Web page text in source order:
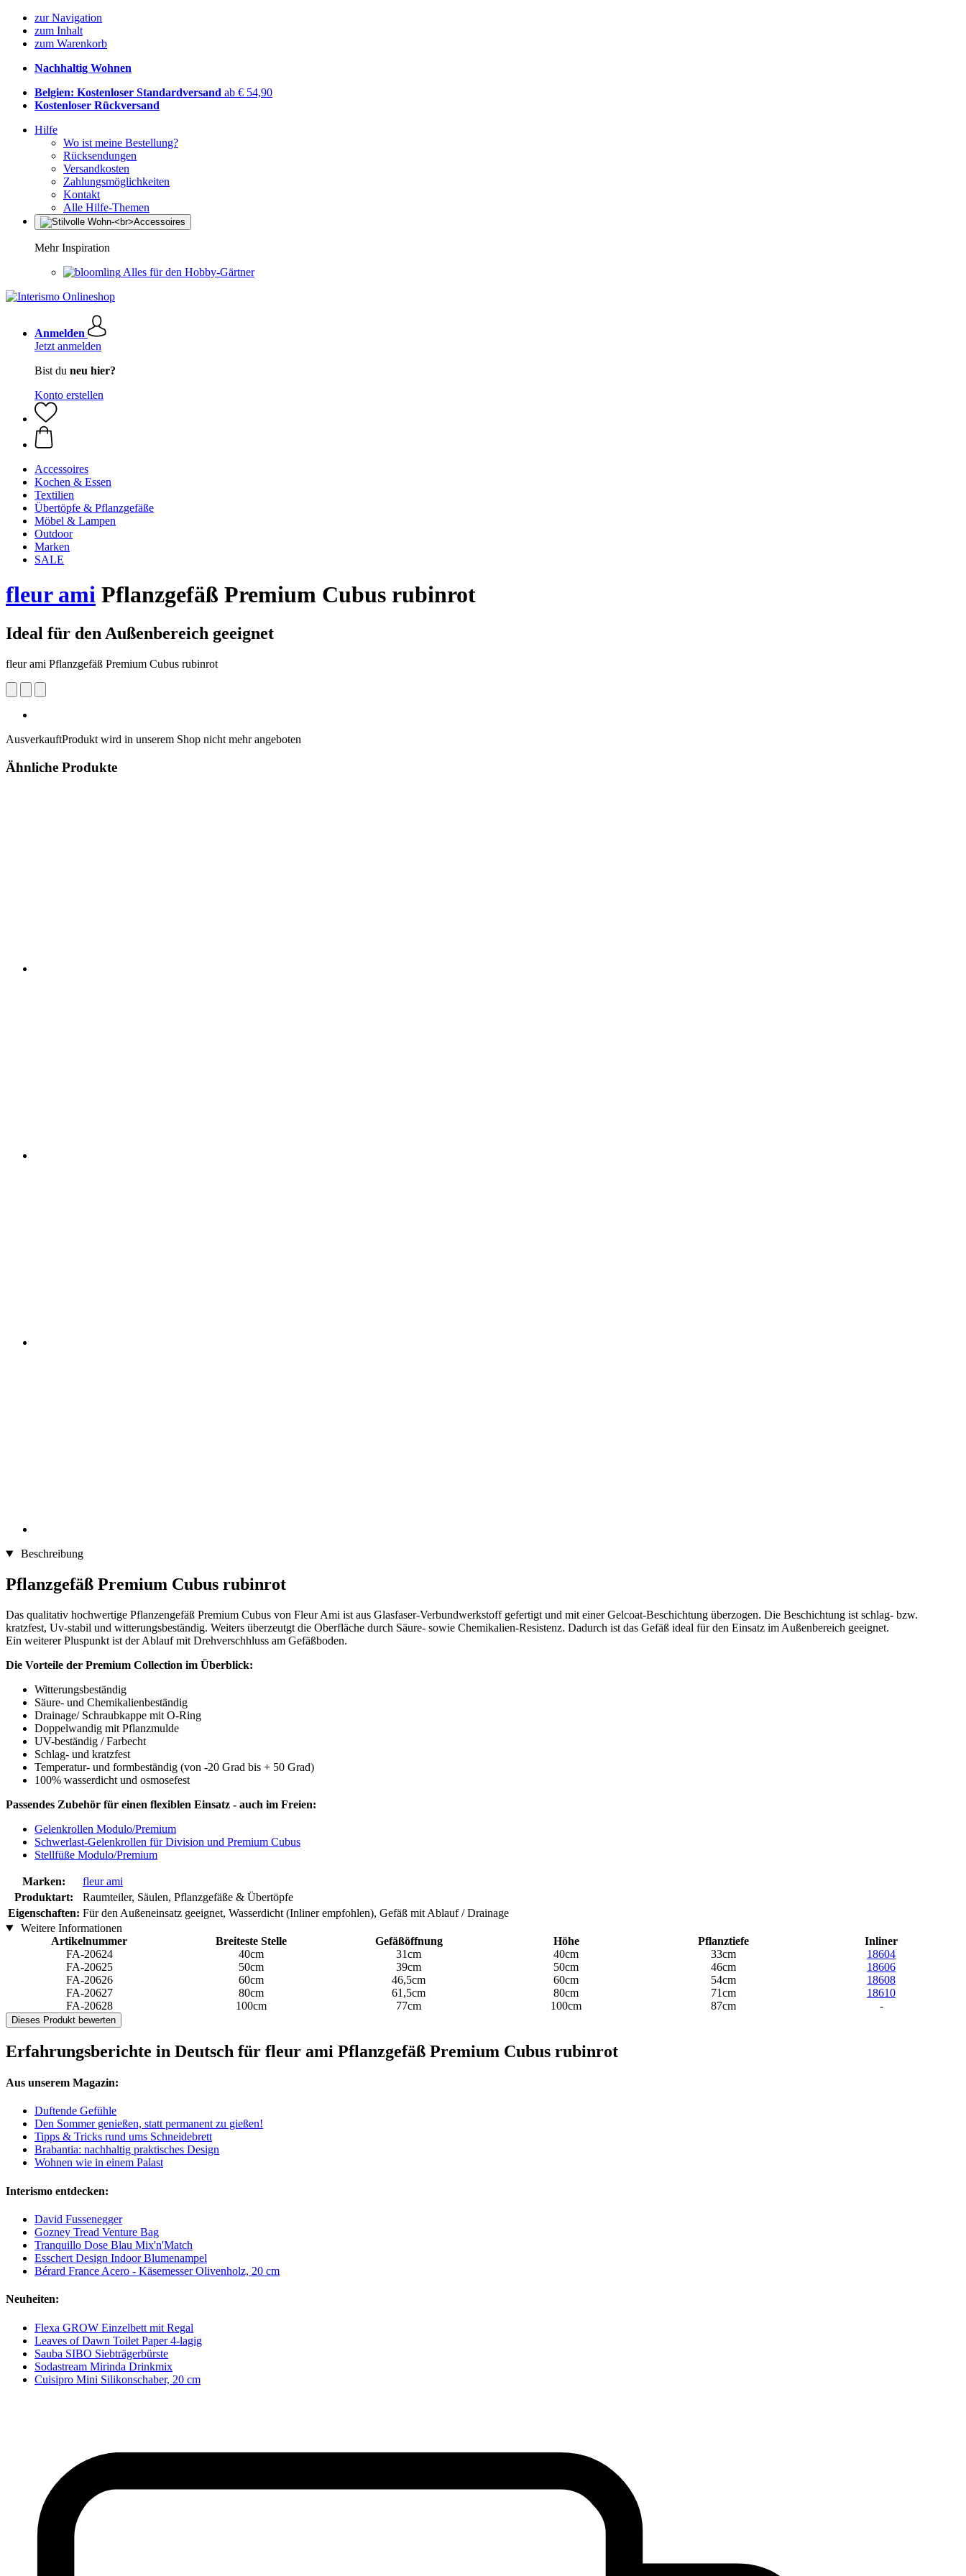
zur Navigation
zum Inhalt
zum Warenkorb
Nachhaltig Wohnen
Belgien: Kostenloser Standardversand ab € 54,90
Kostenloser Rückversand
Hilfe
Wo ist meine Bestellung?
Rücksendungen
Versandkosten
Zahlungsmöglichkeiten
Kontakt
Alle Hilfe-Themen
Mehr Inspiration
Alles für den Hobby-Gärtner
Anmelden
Jetzt anmelden
Bist du neu hier?
Konto erstellen
Accessoires
Kochen & Essen
Textilien
Übertöpfe & Pflanzgefäße
Möbel & Lampen
Outdoor
Marken
SALE
fleur ami Pflanzgefäß Premium Cubus rubinrot
Ideal für den Außenbereich geeignet
fleur ami Pflanzgefäß Premium Cubus rubinrot
AusverkauftProdukt wird in unserem Shop nicht mehr angeboten
Ähnliche Produkte
Beschreibung
Pflanzgefäß Premium Cubus rubinrot
Das qualitativ hochwertige Pflanzengefäß Premium Cubus von Fleur Ami ist aus Glasfaser-Verbundwerkstoff gefertigt und mit einer Gelcoat-Beschichtung überzogen. Die Beschichtung ist schlag- bzw.
kratzfest, Uv-stabil und witterungsbeständig. Weiters überzeutgt die Oberfläche durch Säure- sowie Chemikalien-Resistenz. Dadurch ist das Gefäß ideal für den Einsatz im Außenbereich geeignet.
Ein weiterer Pluspunkt ist der Ablauf mit Drehverschhluss am Gefäßboden.
Die Vorteile der Premium Collection im Überblick:
Witterungsbeständig
Säure- und Chemikalienbeständig
Drainage/ Schraubkappe mit O-Ring
Doppelwandig mit Pflanzmulde
UV-beständig / Farbecht
Schlag- und kratzfest
Temperatur- und formbeständig (von -20 Grad bis + 50 Grad)
100% wasserdicht und osmosefest
Passendes Zubehör für einen flexiblen Einsatz - auch im Freien:
Gelenkrollen Modulo/Premium
Schwerlast-Gelenkrollen für Division und Premium Cubus
Stellfüße Modulo/Premium
Marken:
fleur ami
Produktart:
Raumteiler, Säulen, Pflanzgefäße & Übertöpfe
Eigenschaften: Für den Außeneinsatz geeignet, Wasserdicht (Inliner empfohlen), Gefäß mit Ablauf / Drainage
Weitere Informationen
Artikelnummer
Breiteste Stelle Gefäßöffnung Höhe Pflanztiefe
Inliner
FA-20624
40cm 31cm 40cm 33cm
18604
FA-20625
50cm 39cm 50cm 46cm
18606
FA-20626
60cm 46,5cm 60cm 54cm
18608
FA-20627
80cm 61,5cm 80cm 71cm
18610
FA-20628
100cm 77cm 100cm 87cm -
Dieses Produkt bewerten
Erfahrungsberichte in Deutsch für fleur ami Pflanzgefäß Premium Cubus rubinrot
Aus unserem Magazin:
Duftende Gefühle
Den Sommer genießen, statt permanent zu gießen!
Tipps & Tricks rund ums Schneidebrett
Brabantia: nachhaltig praktisches Design
Wohnen wie in einem Palast
Interismo entdecken:
David Fussenegger
Gozney Tread Venture Bag
Tranquillo Dose Blau Mix'n'Match
Esschert Design Indoor Blumenampel
Bérard France Acero - Käsemesser Olivenholz, 20 cm
Neuheiten:
Flexa GROW Einzelbett mit Regal
Leaves of Dawn Toilet Paper 4-lagig
Sauba SIBO Siebträgerbürste
Sodastream Mirinda Drinkmix
Cuisipro Mini Silikonschaber, 20 cm